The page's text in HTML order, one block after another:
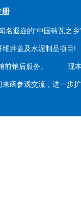
册
迩的“中国砖瓦之乡
维井盖及水泥制品项
前销后服务。 现本
来函参观交流，进一